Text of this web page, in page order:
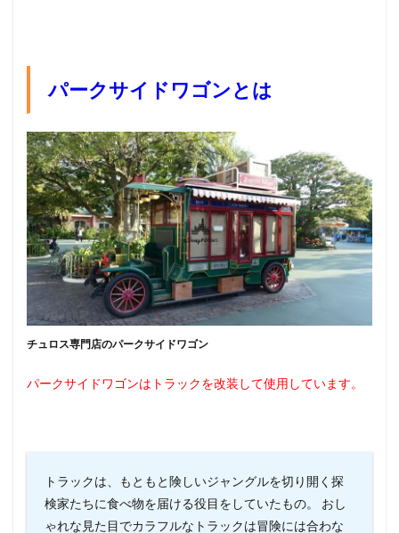
パークサイドワゴンとは
チュロス専門店のパークサイドワゴン
パークサイドワゴンはトラックを改装して使用しています。
ト ラックは、もともと険しいジャングルを切り開く探
検家たちに食べ物を届ける役目をしていたもの。
おし
ゃれな見た目でカラフルなトラックは冒険には合わな